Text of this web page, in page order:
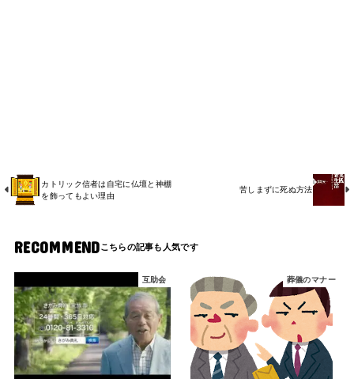
カトリック信者は自宅に仏壇と神棚
を飾ってもよい理由
苦しまずに死ぬ方法
RECOMMEND
互助会 葬儀のマナー